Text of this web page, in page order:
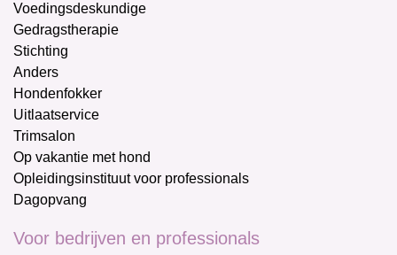
Voedingsdeskundige
Gedragstherapie
Stichting
Anders
Hondenfokker
Uitlaatservice
Trimsalon
Op vakantie met hond
Opleidingsinstituut voor professionals
Dagopvang
Voor bedrijven en professionals